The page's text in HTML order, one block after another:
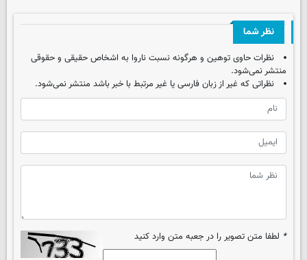
نظر شما
نظرات حاوی توهین و هرگونه نسبت ناروا به اشخاص حقیقی و حقوقی
منتشر نمی‌شود.
نظراتی که غیر از زبان فارسی یا غیر مرتبط با خبر باشد منتشر نمی‌شود.
* لطفا متن تصویر را در جعبه متن وارد کنید